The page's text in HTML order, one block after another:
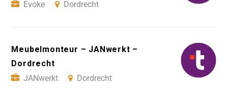
Evoke
Dordrecht
Meubelmonteur – JANwerkt –
Dordrecht
JANwerkt
Dordrecht